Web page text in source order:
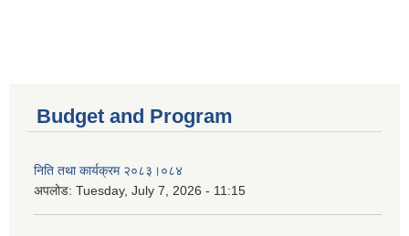
Budget and Program
निति तथा कार्यक्रम २०८३।०८४
अपलोड: Tuesday, July 7, 2026 - 11:15